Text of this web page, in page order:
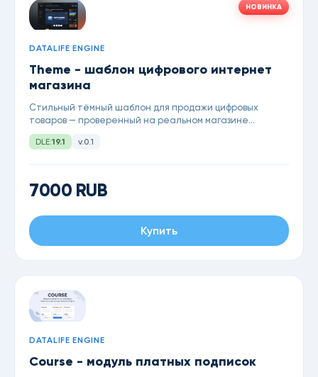
НОВИНКА
DATALIFE ENGINE
Theme - шаблон цифрового интернет
магазина
Стильный тёмный шаблон для продажи цифровых
товаров — проверенный на реальном магазине
MoreTheme. Стили для модуля Store, уведомлений и
рейтингов уже встроены: остаётся только подключить
DLE:19.1 v.0.1
7000 RUB
Купить
DATALIFE ENGINE
Course - модуль платных подписок